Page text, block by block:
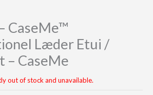
CaseMe™
Læder Etui /
– CaseMe
out of stock and unavailable.